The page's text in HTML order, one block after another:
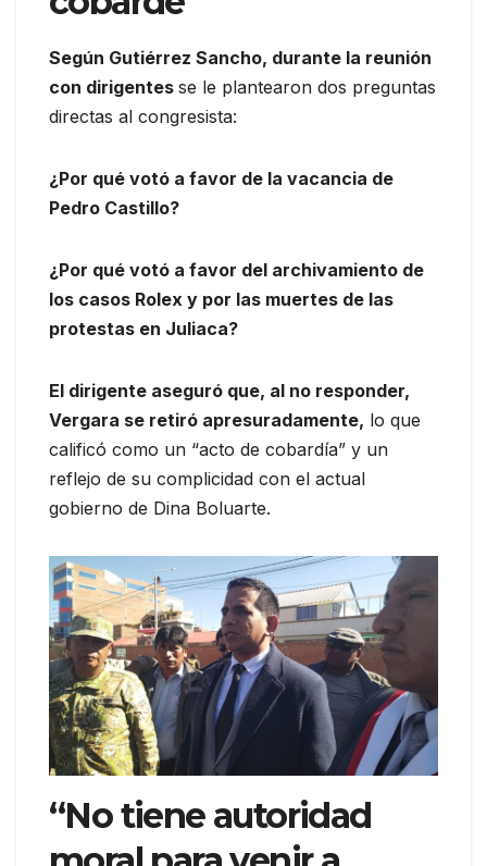
Según Gutiérrez Sancho, durante la reunión
con dirigentes se le plantearon dos preguntas
directas al congresista:
¿Por qué votó a favor de la vacancia de
Pedro Castillo?
¿Por qué votó a favor del archivamiento de
los casos Rolex y por las muertes de las
protestas en Juliaca?
El dirigente aseguró que, al no responder,
Vergara se retiró apresuradamente, lo que
calificó como un “acto de cobardía” y un
reflejo de su complicidad con el actual
gobierno de Dina Boluarte.
“No tiene autoridad